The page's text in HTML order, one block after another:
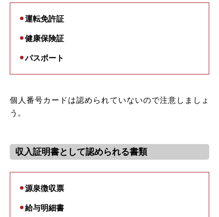
運転免許証
健康保険証
パスポート
個人番号カードは認められていないので注意しましょ
う。
収入証明書として認められる書類
源泉徴収票
給与明細書